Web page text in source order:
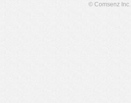
© Comsenz Inc.